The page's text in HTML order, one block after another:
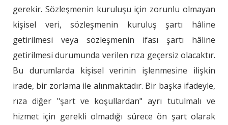
gerekir. Sözleşmenin kuruluşu için zorunlu olmayan
kişisel veri, sözleşmenin kuruluş şartı hâline
getirilmesi veya sözleşmenin ifası şartı hâline
getirilmesi durumunda verilen rıza geçersiz olacaktır.
Bu durumlarda kişisel verinin işlenmesine ilişkin
irade, bir zorlama ile alınmaktadır. Bir başka ifadeyle,
rıza diğer "şart ve koşullardan" ayrı tutulmalı ve
hizmet için gerekli olmadığı sürece ön şart olarak